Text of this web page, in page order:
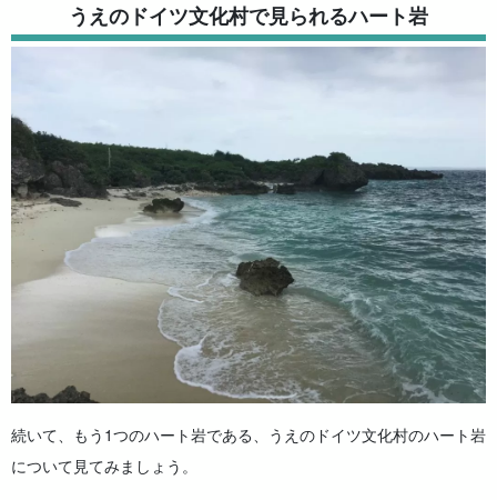
うえのドイツ文化村で見られるハート岩
続いて、もう1つのハート岩である、うえのドイツ文化村のハート岩
について見てみましょう。